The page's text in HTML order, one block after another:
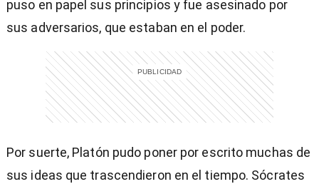
puso en papel sus principios y fue asesinado por
sus adversarios, que estaban en el poder.
Por suerte, Platón pudo poner por escrito muchas de
sus ideas que trascendieron en el tiempo. Sócrates